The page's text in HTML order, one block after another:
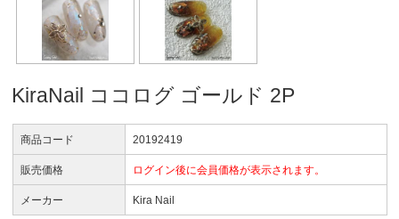
KiraNail ココログ ゴールド 2P
商品コード 20192419
販売価格 ログイン後に会員価格が表示されます。
メーカー Kira Nail